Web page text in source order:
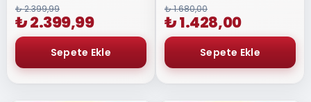
₺ 2.399,99
₺ 2.399,99
₺ 1.680,00
₺ 1.428,00